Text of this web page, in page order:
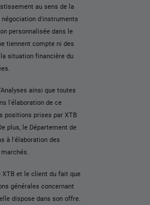
au sens de la
d'instruments
personnalisée dans le
tiennent compte ni des
situation financière du
ainsi que toutes
l'élaboration de ce
positions prises par XTB
plus, le Département de
à l'élaboration des
et le client du fait que
générales concernant
dispose dans son offre.